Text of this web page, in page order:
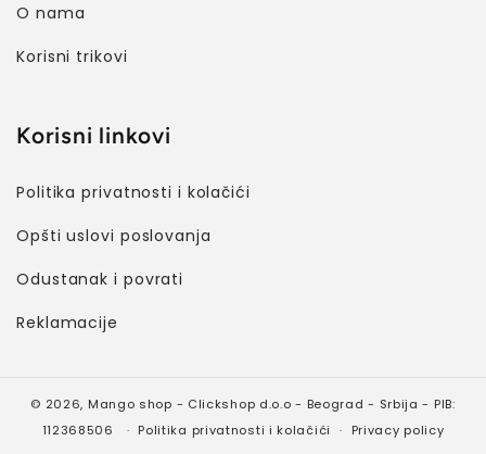
O nama
Korisni trikovi
Korisni linkovi
Politika privatnosti i kolačići
Opšti uslovi poslovanja
Odustanak i povrati
Reklamacije
© 2026, Mango shop - Clickshop d.o.o - Beograd - Srbija - PIB:
112368506
Politika privatnosti i kolačići Privacy policy